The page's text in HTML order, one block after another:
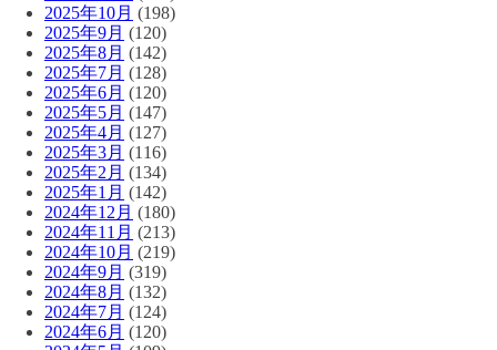
2025年10月 (198)
2025年9月 (120)
2025年8月 (142)
2025年7月 (128)
2025年6月 (120)
2025年5月 (147)
2025年4月 (127)
2025年3月 (116)
2025年2月 (134)
2025年1月 (142)
2024年12月 (180)
2024年11月 (213)
2024年10月 (219)
2024年9月 (319)
2024年8月 (132)
2024年7月 (124)
2024年6月 (120)